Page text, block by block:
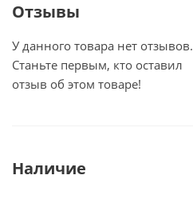
Отзывы
У данного товара нет отзывов.
Станьте первым, кто оставил
отзыв об этом товаре!
Наличие